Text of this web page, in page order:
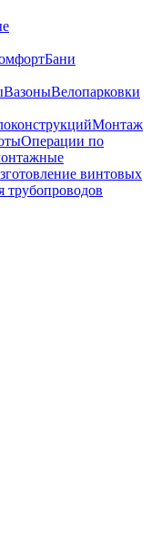
Бани
ВазоныВелопарковки
Монтаж
Операции по
винтовых
трубопроводов